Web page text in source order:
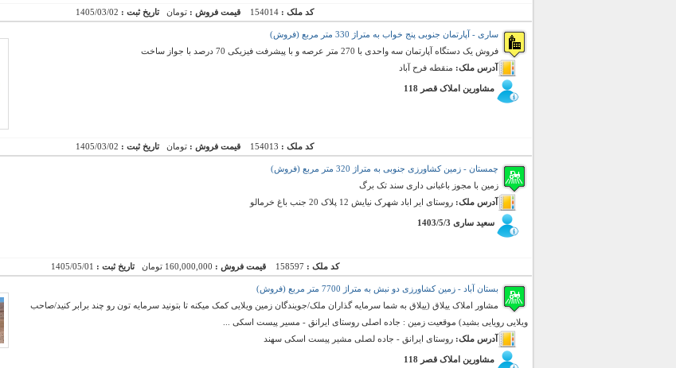
کد ملک : 154014 قیمت فروش : تومانتاریخ ثبت : 1405/03/02
ساری - آپارتمان جنوبی پنج خواب به متراژ 330 متر مربع (فروش)
فروش یک دستگاه آپارتمان سه واحدی با 270 متر عرصه و با پیشرفت فیزیکی 70 درصد با جواز ساخت
آدرس ملک: منقطه فرح آباد
مشاورین املاک قصر 118
کد ملک : 154013 قیمت فروش : تومانتاریخ ثبت : 1405/03/02
چمستان - زمین کشاورزی جنوبی به متراژ 320 متر مربع (فروش)
زمین با مجوز باغبانی داری سند تک برگ
آدرس ملک: روستای ایر اباد شهرک نیایش 12 پلاک 20 جنب باغ خرمالو
سعید ساری 1403/5/3
کد ملک :158597 قیمت فروش : 160,000,000 تومان تاریخ ثبت : 1405/05/01
بستان آباد - زمین کشاورزی دو نبش به متراژ 7700 متر مربع (فروش)
مشاور املاک ییلاق (ییلاق به شما سرمایه گذاران ملک/جویندگان زمین ویلایی کمک میکنه تا بتونید سرمایه تون رو چند برابر کنید/صاحب
ویلایی رویایی بشید) موقعیت زمین : جاده اصلی روستای ایرانق - مسیر پیست اسکی ...
آدرس ملک: روستای ایرانق - جاده لصلی مشیر پیست اسکی سهند
مشاورین املاک قصر 118